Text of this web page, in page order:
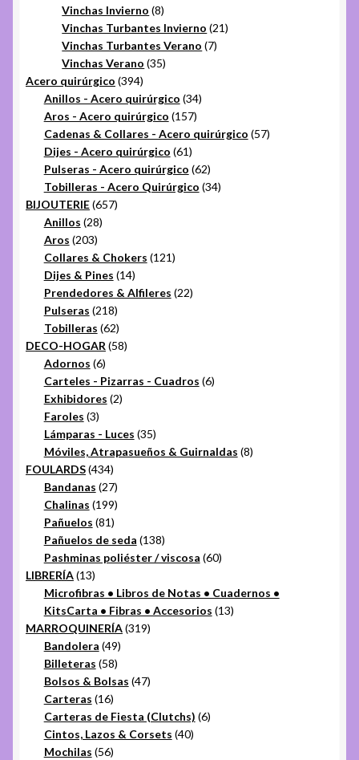
Vinchas Invierno 88
productos
Vinchas Turbantes Invierno 2121
Vinchas Turbantes Verano 77
Vinchas Verano 3535
Acero quirúrgico 394394
productos
Anillos - Acero quirúrgico 3434
Aros - Acero quirúrgico 157157
productos
Cadenas & Collares - Acero quirúrgico 5757
Dijes - Acero quirúrgico 6161
productos
Pulseras - Acero quirúrgico 6262
productos
Tobilleras - Acero Quirúrgico 3434
BIJOUTERIE 657657
Anillos 2828
Aros 203203
productos
Collares & Chokers 121121
Dijes & Pines 1414
productos
Prendedores & Alfileres 2222
Pulseras 218218
productos
Tobilleras 6262
productos
DECO-HOGAR 5858
Adornos 66
productos
Carteles - Pizarras - Cuadros 66
Exhibidores 22
Faroles 33
productos
Lámparas - Luces 3535
productos
Móviles, Atrapasueños & Guirnaldas 88
FOULARDS 434434
productos
Bandanas 2727
productos
Chalinas 199199
productos
Pañuelos 8181
productos
Pañuelos de seda 138138
productos
Pashminas poliéster / viscosa 6060
LIBRERÍA 1313
productos
Microfibras • Libros de Notas • Cuadernos •
KitsCarta • Fibras • Accesorios 1313
MARROQUINERÍA 319319
Bandolera 4949
productos
Billeteras 5858
productos
Bolsos & Bolsas 4747
Carteras 1616
productos
Carteras de Fiesta (Clutchs) 66
Cintos, Lazos & Corsets 4040
Mochilas 5656